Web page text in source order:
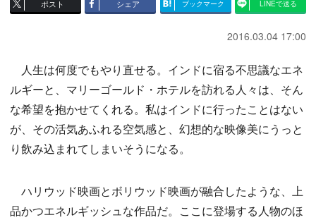
ポスト シェア ブックマーク LINEで送る
2016.03.04 17:00
人生は何度でもやり直せる。インドに宿る不思議なエネ
ルギーと、マリーゴールド・ホテルを訪れる人々は、そん
な希望を抱かせてくれる。私はインドに行ったことはない
が、その活気あふれる空気感と、幻想的な映像美にうっと
り飲み込まれてしまいそうになる。
ハリウッド映画とボリウッド映画が融合したような、上
品かつエネルギッシュな作品だ。ここに登場する人物のほ